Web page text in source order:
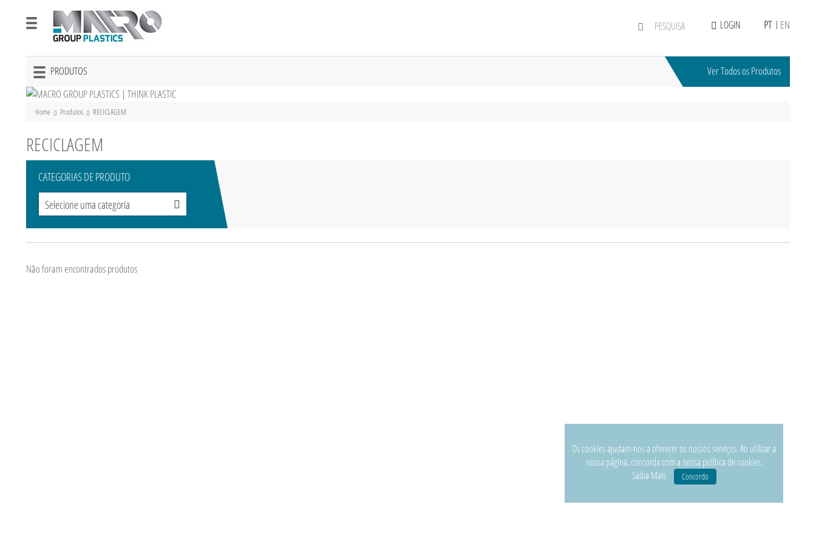
LOGIN PT EN
Toggle
navigation
PRODUTOS Ver Todos os Produtos
Home Produtos RECICLAGEM
RECICLAGEM
CATEGORIAS DE PRODUTO
Selecione uma categoria
Não foram encontrados produtos
Os cookies ajudam-nos a oferecer os nossos serviços. Ao utilizar a
nossa página, concorda com a nossa política de cookies.
Saiba Mais
Concordo